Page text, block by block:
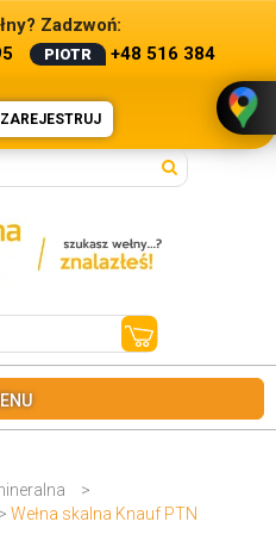
Zadzwoń:
PIOTR
+48 516 384
>
> Wełna skalna Knauf PTN